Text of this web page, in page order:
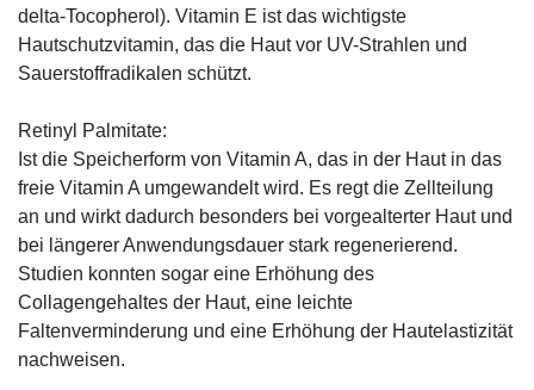
delta-Tocopherol). Vitamin E ist das wichtigste
Hautschutzvitamin, das die Haut vor UV-Strahlen und
Sauerstoffradikalen schützt.
Retinyl Palmitate:
Ist die Speicherform von Vitamin A, das in der Haut in das
freie Vitamin A umgewandelt wird. Es regt die Zellteilung
an und wirkt dadurch besonders bei vorgealterter Haut und
bei längerer Anwendungsdauer stark regenerierend.
Studien konnten sogar eine Erhöhung des
Collagengehaltes der Haut, eine leichte
Faltenverminderung und eine Erhöhung der Hautelastizität
nachweisen.